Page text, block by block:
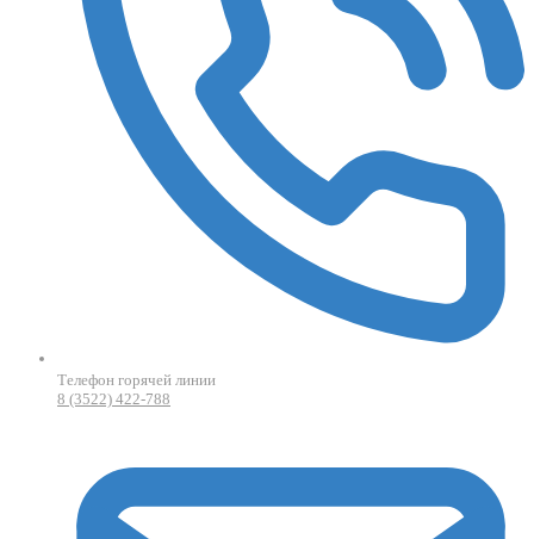
Телефон горячей линии
8 (3522) 422-788